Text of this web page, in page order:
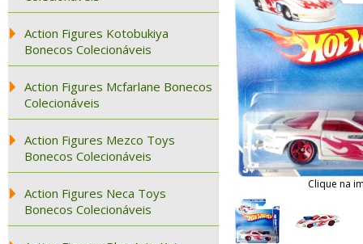
Action Figures Kotobukiya
Bonecos Colecionáveis
Action Figures Mcfarlane Bonecos
Colecionáveis
Action Figures Mezco Toys
Bonecos Colecionáveis
Action Figures Neca Toys
Bonecos Colecionáveis
Clique na